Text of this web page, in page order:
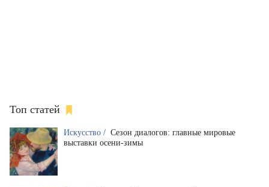
Топ статей
Искусство / Сезон диалогов: главные мировые
выставки осени-зимы